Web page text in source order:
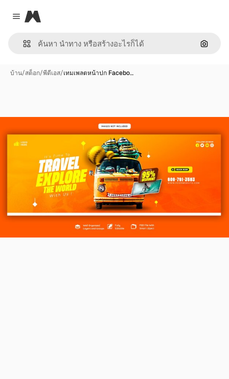
Close menu
Magnific
ค้นหา
บ้าน/สต็อก/พีดีเอส/เทมเพลตหน้าปก Facebo…